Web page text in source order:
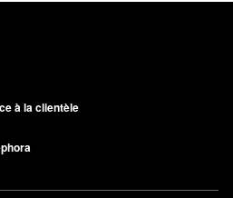
à la clientèle